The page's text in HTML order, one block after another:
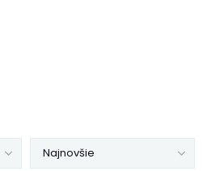
Najnovšie